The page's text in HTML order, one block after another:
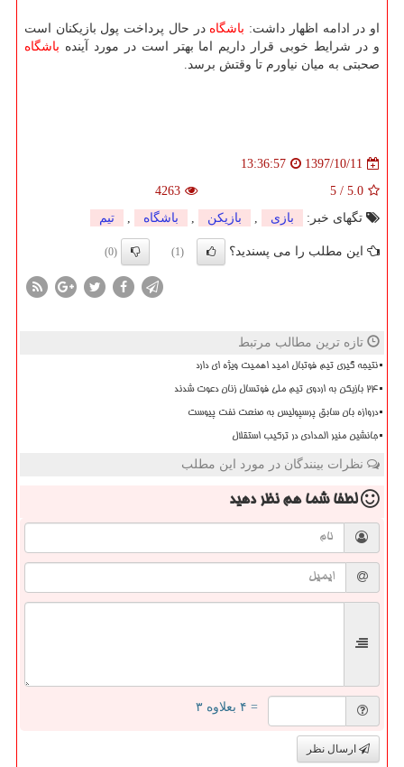
او در ادامه اظهار داشت: باشگاه در حال پرداخت پول بازیكنان است
و در شرایط خوبی قرار داریم اما بهتر است در مورد آینده باشگاه
صحبتی به میان نیاورم تا وقتش برسد.
1397/10/11
13:36:57
5.0
/
5
4263
تگهای خبر:
بازی , بازیكن , باشگاه , تیم
این مطلب را می پسندید؟ (1)
(0)
تازه ترین مطالب مرتبط
نتیجه گیری تیم فوتبال امید اهمیت ویژه ای دارد
۲۴ بازیکن به اردوی تیم ملی فوتسال زنان دعوت شدند
دروازه بان سابق پرسپولیس به صنعت نفت پیوست
جانشین منیر الحدادی در ترکیب استقلال
نظرات بینندگان در مورد این مطلب
لطفا شما همنظر دهید
= ۴ بعلاوه ۳
ارسال نظر